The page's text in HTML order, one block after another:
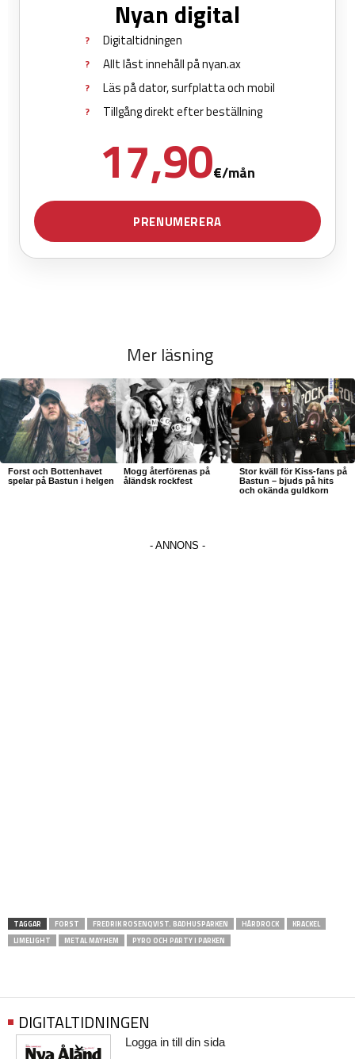
Mer läsning
Forst och Bottenhavet
spelar på Bastun i helgen
Mogg återförenas på
åländsk rockfest
Stor kväll för Kiss-fans på
Bastun – bjuds på hits
och okända guldkorn
TAGGAR FORST FREDRIK ROSENQVIST. BADHUSPARKEN HÅRDROCK
KRACKEL
LIMELIGHT
METAL MAYHEM PYRO OCH PARTY I PARKEN
DIGITALTIDNINGEN
Logga in till din sida